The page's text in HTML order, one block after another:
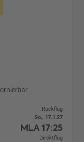
Rückflug
So., 17.1.27
MLA 17:25
Direktflug